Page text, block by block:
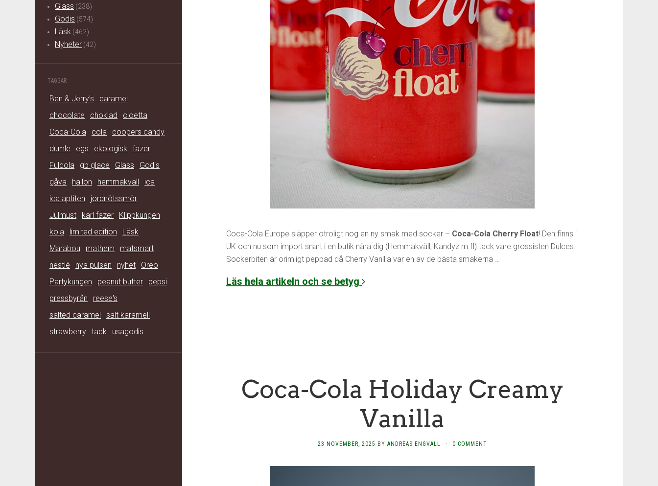
Glass (238)
Godis (574)
Läsk (462)
Nyheter (42)
TAGGAR
Ben & Jerry's
caramel
chocolate
choklad
cloetta
Coca-Cola
cola
coopers candy
dumle
egs ekologisk fazer
Fulcola
gb glace Glass
Godis
gåva
hallon hemmakväll
ica
ica aptiten
jordnötssmör
Julmust
karl fazer
Klippkungen
kola
limited edition
Läsk
Marabou
mathem
matsmart
nestlé
nya pulsen nyhet
Oreo
Partykungen
peanut butter
pepsi
pressbyrån
reese's
salted caramel
salt karamell
strawberry tack usagodis
Coca-Cola Europe släpper otroligt nog en ny smak med socker – Coca-Cola Cherry Float! Den finns i
UK och nu som import snart i en butik nära dig (Hemmakväll, Kandyz m.fl) tack vare grossisten Dulces.
Sockerbiten är orimligt peppad då Cherry Vanilla var en av de bästa smakerna …
Läs hela artikeln och se betyg
Coca-Cola Holiday Creamy
Vanilla
23 NOVEMBER, 2025 BY ANDREAS ENGVALL · 0 COMMENT